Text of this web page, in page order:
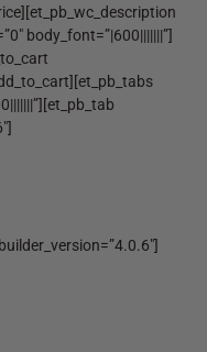
body_font=”|600|||||||”]